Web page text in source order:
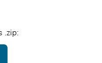
.zip: